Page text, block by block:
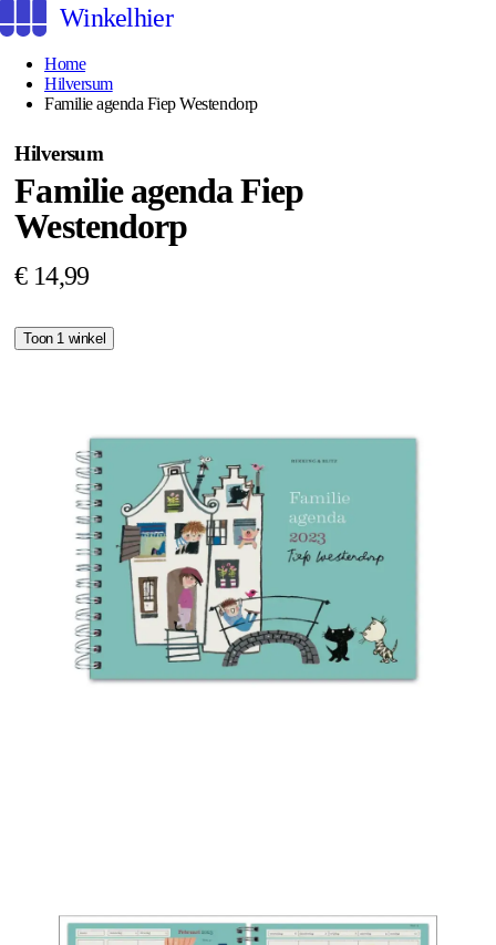
Winkelhier
Home
Hilversum
Familie agenda Fiep Westendorp
Hilversum
Familie agenda Fiep
Westendorp
€ 14,99
Toon 1 winkel